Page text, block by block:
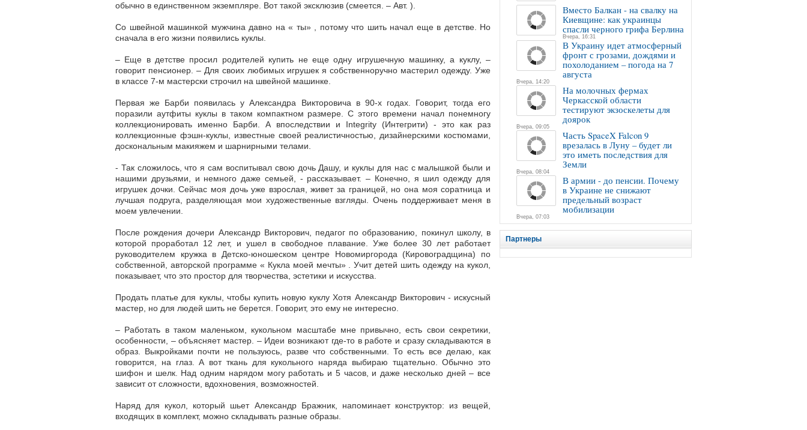
обычно в единственном экземпляре. Вот такой эксклюзив (смеется. – Авт. ).
Со швейной машинкой мужчина давно на « ты» , потому что шить начал еще в детстве. Но
сначала в его жизни появились куклы.
– Еще в детстве просил родителей купить не еще одну игрушечную машинку, а куклу, –
говорит пенсионер. – Для своих любимых игрушек я собственноручно мастерил одежду. Уже
в классе 7-м мастерски строчил на швейной машинке.
Первая же Барби появилась у Александра Викторовича в 90-х годах. Говорит, тогда его
поразили аутфиты куклы в таком компактном размере. С этого времени начал понемногу
коллекционировать именно Барби. А впоследствии и Integrity (Интегрити) - это как раз
коллекционные фэшн-куклы, известные своей реалистичностью, дизайнерскими костюмами,
доскональным макияжем и шарнирными телами.
- Так сложилось, что я сам воспитывал свою дочь Дашу, и куклы для нас с малышкой были и
нашими друзьями, и немного даже семьей, - рассказывает. – Конечно, я шил одежду для
игрушек дочки. Сейчас моя дочь уже взрослая, живет за границей, но она моя соратница и
лучшая подруга, разделяющая мои художественные взгляды. Очень поддерживает меня в
моем увлечении.
После рождения дочери Александр Викторович, педагог по образованию, покинул школу, в
которой проработал 12 лет, и ушел в свободное плавание. Уже более 30 лет работает
руководителем кружка в Детско-юношеском центре Новомиргорода (Кировоградщина) по
собственной, авторской программе « Кукла моей мечты» . Учит детей шить одежду на кукол,
показывает, что это простор для творчества, эстетики и искусства.
Продать платье для куклы, чтобы купить новую куклу Хотя Александр Викторович - искусный
мастер, но для людей шить не берется. Говорит, это ему не интересно.
– Работать в таком маленьком, кукольном масштабе мне привычно, есть свои секретики,
особенности, – объясняет мастер. – Идеи возникают где-то в работе и сразу складываются в
образ. Выкройками почти не пользуюсь, разве что собственными. То есть все делаю, как
говорится, на глаз. А вот ткань для кукольного наряда выбираю тщательно. Обычно это
шифон и шелк. Над одним нарядом могу работать и 5 часов, и даже несколько дней – все
зависит от сложности, вдохновения, возможностей.
Наряд для кукол, который шьет Александр Бражник, напоминает конструктор: из вещей,
входящих в комплект, можно складывать разные образы.
Вместо Балкан - на свалку на
Киевщине: как украинцы
спасли черного грифа Берлина
Вчера, 16:31
В Украину идет атмосферный
фронт с грозами, дождями и
похолоданием – погода на 7
августа
Вчера, 14:20
На молочных фермах
Черкасской области
тестируют экзоскелеты для
доярок
Вчера, 09:05
Часть SpaceX Falcon 9
врезалась в Луну – будет ли
это иметь последствия для
Земли
Вчера, 08:04
В армии - до пенсии. Почему
в Украине не снижают
предельный возраст
мобилизации
Вчера, 07:03
Партнеры